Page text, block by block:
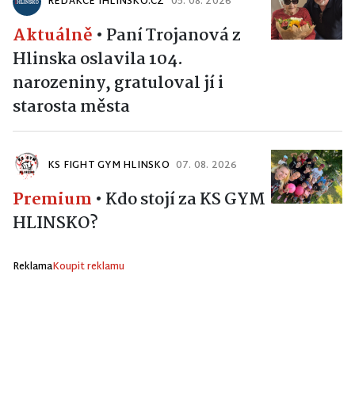
Aktuálně • Paní Trojanová z
Hlinska oslavila 104.
narozeniny, gratuloval jí i
starosta města
KS FIGHT GYM HLINSKO 07. 08. 2026
Premium • Kdo stojí za KS GYM
HLINSKO?
ReklamaKoupit reklamu